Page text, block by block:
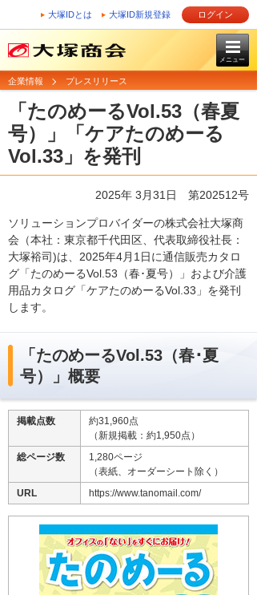
大塚IDとは 大塚ID新規登録 ログイン
メニュー
企業情報 プレスリリース
「たのめーるVol.53（春夏
号）」「ケアたのめーる
Vol.33」を発刊
2025年 3月31日 第202512号
ソリューションプロバイダーの株式会社大塚商
会（本社：東京都千代田区、代表取締役社長：
大塚裕司)は、2025年4月1日に通信販売カタロ
グ「たのめーるVol.53（春･夏号）」および介護
用品カタログ「ケアたのめーるVol.33」を発刊
します。
「たのめーるVol.53（春･夏
号）」概要
掲載点数
約31,960点
（新規掲載：約1,950点）
総ページ数
1,280ページ
（表紙、オーダーシート除く）
URL
https://www.tanomail.com/